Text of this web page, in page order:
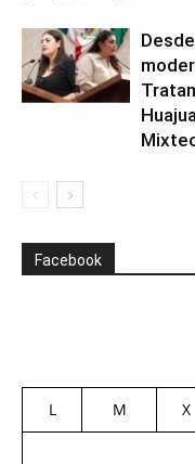
Facebook
L M X